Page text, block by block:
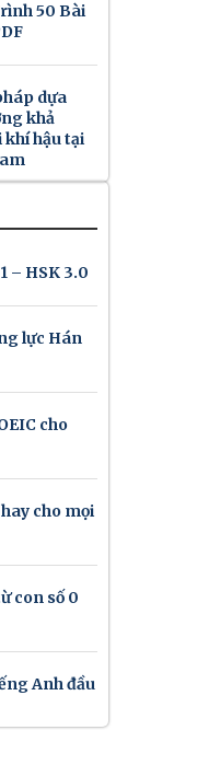
50 Bài
dựa
khả
khí hậu tại
– HSK 3.0
lực Hán
cho
cho mọi
con số 0
Anh đầu